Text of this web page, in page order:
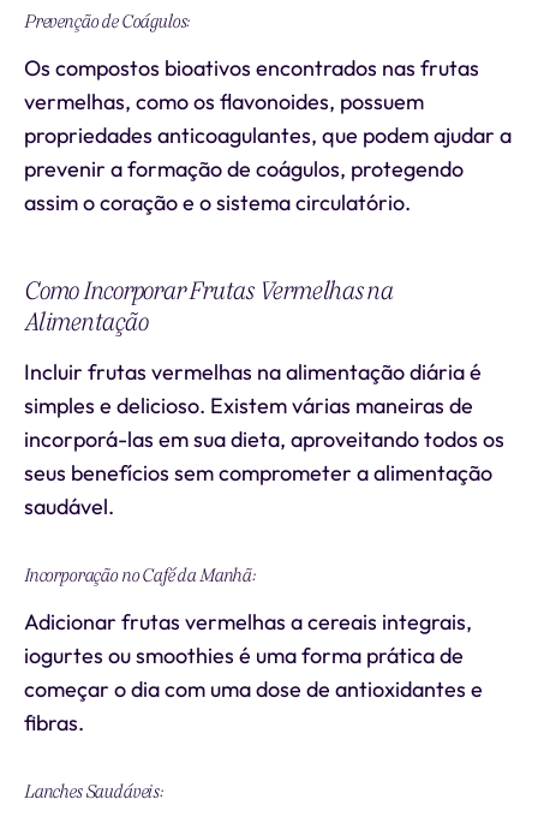
Prevenção de Coágulos:
Os compostos bioativos encontrados nas frutas
vermelhas, como os flavonoides, possuem
propriedades anticoagulantes, que podem ajudar a
prevenir a formação de coágulos, protegendo
assim o coração e o sistema circulatório.
Como Incorporar Frutas Vermelhas na
Alimentação
Incluir frutas vermelhas na alimentação diária é
simples e delicioso. Existem várias maneiras de
incorporá-las em sua dieta, aproveitando todos os
seus benefícios sem comprometer a alimentação
saudável.
Incorporação no Café da Manhã:
Adicionar frutas vermelhas a cereais integrais,
iogurtes ou smoothies é uma forma prática de
começar o dia com uma dose de antioxidantes e
fibras.
Lanches Saudáveis: